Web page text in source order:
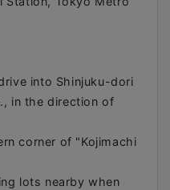
into Shinjuku-dori
in the direction of
corner of "Kojimachi
lots nearby when